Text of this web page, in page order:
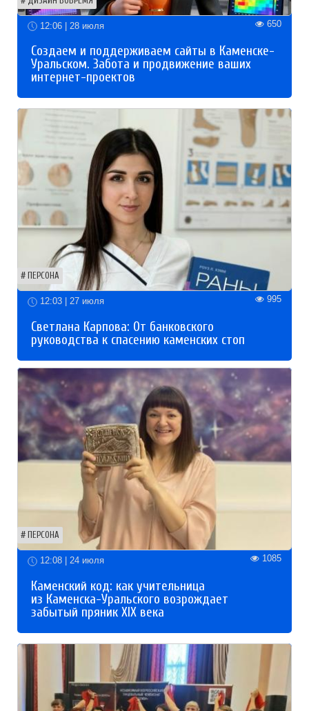
12:06 | 28 июля 650
Создаем и поддерживаем сайты в Каменске-
Уральском. Забота и продвижение ваших
интернет-проектов
ПЕРСОНА
12:03 | 27 июля 995
Светлана Карпова: От банковского
руководства к спасению каменских стоп
ПЕРСОНА
12:08 | 24 июля 1085
Каменский код: как учительница
из Каменска-Уральского возрождает
забытый пряник XIX века